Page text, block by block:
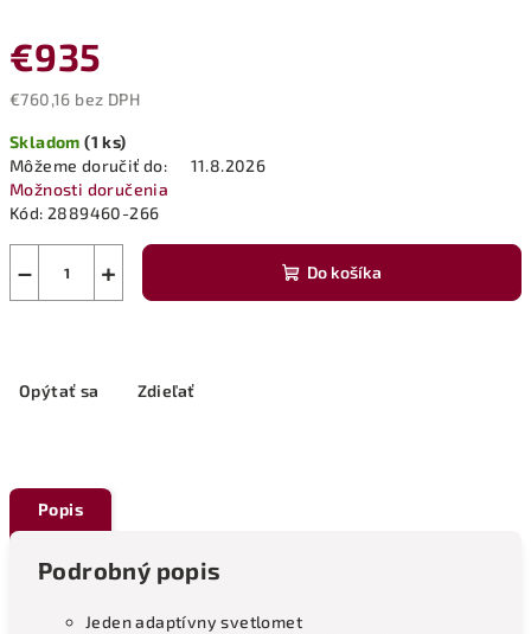
€935
€760,16 bez DPH
cena:
Skladom(1 ks)
Môžeme doručiť do:
11.8.2026
Možnosti doručenia
Kód: 2889460-266
+
− Do košíka
Opýtať sa Zdieľať
Popis
Podrobný popis
Jeden adaptívny svetlomet